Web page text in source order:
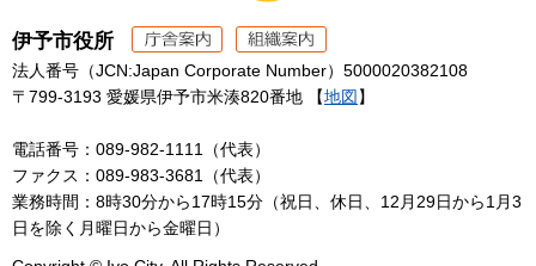
伊予市役所
法人番号（JCN:Japan Corporate Number）5000020382108
〒799-3193 愛媛県伊予市米湊820番地 【地図 】
電話番号：089-982-1111（代表）
ファクス：089-983-3681（代表）
業務時間：8時30分から17時15分（祝日、休日、12月29日から1月3
日を除く月曜日から金曜日）